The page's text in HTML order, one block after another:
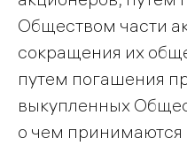
Обществом части
сокращения их
путем погашения
выкупленных
о чем